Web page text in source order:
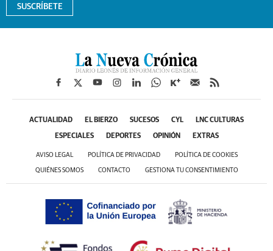
SUSCRÍBETE
ACTUALIDAD EL BIERZO SUCESOS CYL LNC CULTURAS
ESPECIALES DEPORTES OPINIÓN EXTRAS
AVISO LEGAL POLÍTICA DE PRIVACIDAD POLÍTICA DE COOKIES
QUIÉNES SOMOS CONTACTO GESTIONA TU CONSENTIMIENTO